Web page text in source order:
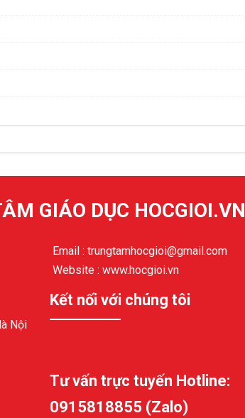
GIÁO DỤC HOCGIOI.VN
Nội
Email : trungtamhocgioi@gmail.com
Website : www.hocgioi.vn
Kết nối với chúng tôi
Tư vấn trực tuyến Hotline:
0915818855 (Zalo)